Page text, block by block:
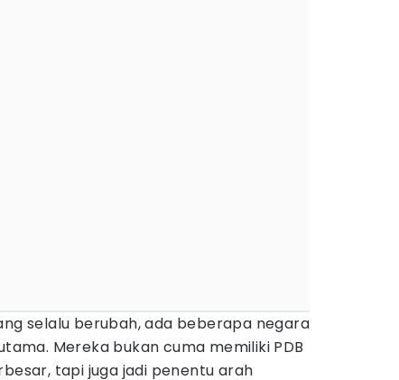
selalu berubah, ada beberapa negara
Mereka bukan cuma memiliki PDB
tapi juga jadi penentu arah